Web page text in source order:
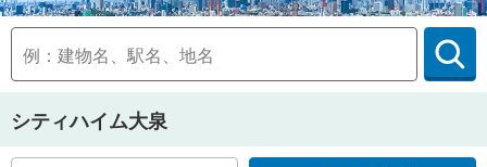
シティハイム大泉